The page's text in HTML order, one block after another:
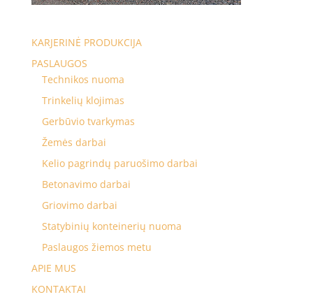
KARJERINĖ PRODUKCIJA
PASLAUGOS
Technikos nuoma
Trinkelių klojimas
Gerbūvio tvarkymas
Žemės darbai
Kelio pagrindų paruošimo darbai
Betonavimo darbai
Griovimo darbai
Statybinių konteinerių nuoma
Paslaugos žiemos metu
APIE MUS
KONTAKTAI